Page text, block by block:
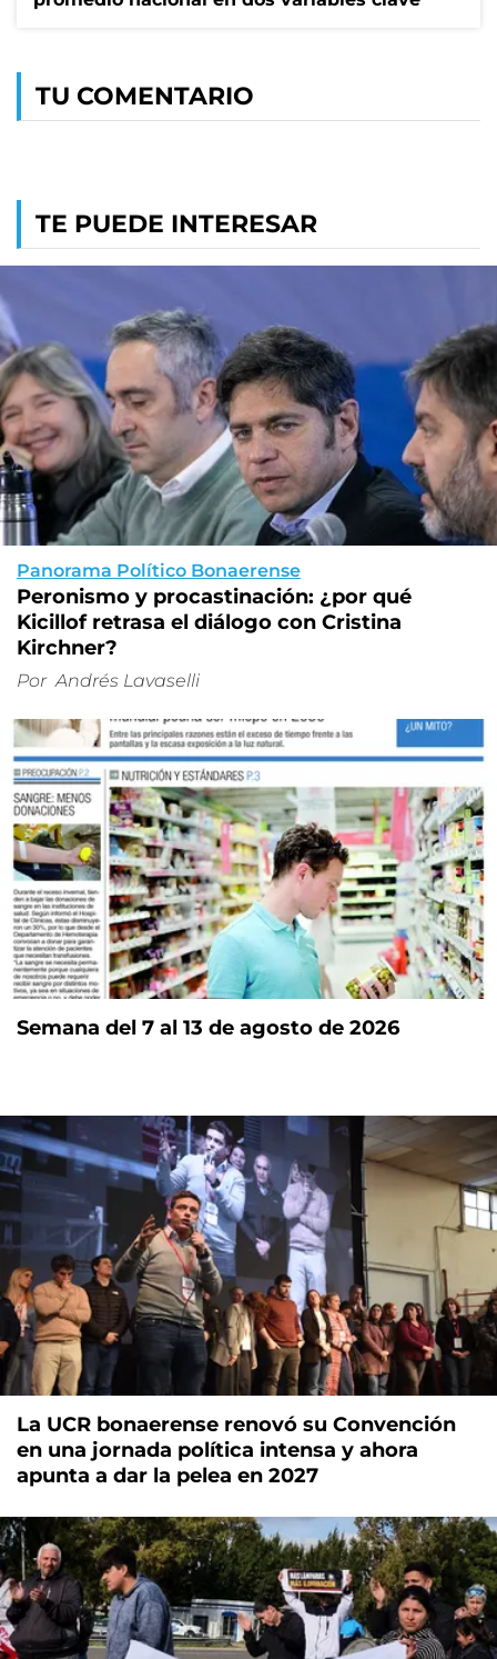
TU COMENTARIO
TE PUEDE INTERESAR
Panorama Político Bonaerense
Peronismo y procastinación: ¿por qué
Kicillof retrasa el diálogo con Cristina
Kirchner?
Por Andrés Lavaselli
Semana del 7 al 13 de agosto de 2026
La UCR bonaerense renovó su Convención
en una jornada política intensa y ahora
apunta a dar la pelea en 2027